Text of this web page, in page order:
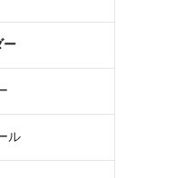
ー
ル